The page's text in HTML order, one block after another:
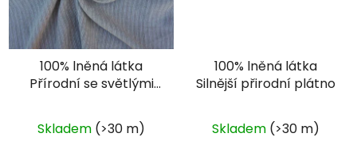
100% lněná látka
Přírodní se světlými
Skladem (>30 m)
100% lněná látka
Silnější přirodní plátno
Skladem (>30 m)